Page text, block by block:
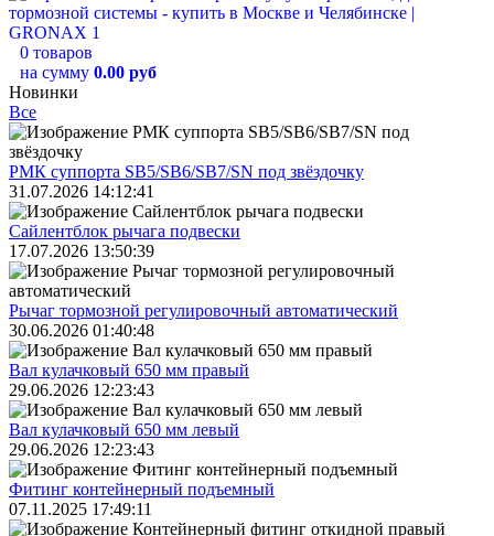
0 товаров
на сумму 0.00 руб
Новинки
Все
РМК суппорта SB5/SB6/SB7/SN под звёздочку
31.07.2026 14:12:41
Сайлентблок рычага подвески
17.07.2026 13:50:39
Рычаг тормозной регулировочный автоматический
30.06.2026 01:40:48
Вал кулачковый 650 мм правый
29.06.2026 12:23:43
Вал кулачковый 650 мм левый
29.06.2026 12:23:43
Фитинг контейнерный подъемный
07.11.2025 17:49:11